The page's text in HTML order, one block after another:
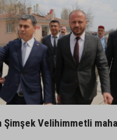
Şimşek Velihimmetli